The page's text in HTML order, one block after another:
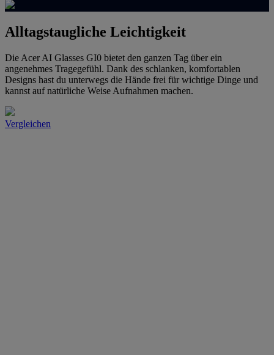
Alltagstaugliche Leichtigkeit
Die Acer AI Glasses GI0 bietet den ganzen Tag über ein
angenehmes Tragegefühl. Dank des schlanken, komfortablen
Designs hast du unterwegs die Hände frei für wichtige Dinge und
kannst auf natürliche Weise Aufnahmen machen.
Vergleichen